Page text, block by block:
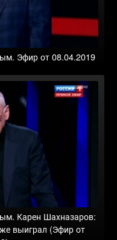
Эфир от 08.04.2019
Карен Шахназаров:
выиграл (Эфир от